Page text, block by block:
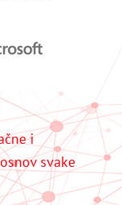
i
svake